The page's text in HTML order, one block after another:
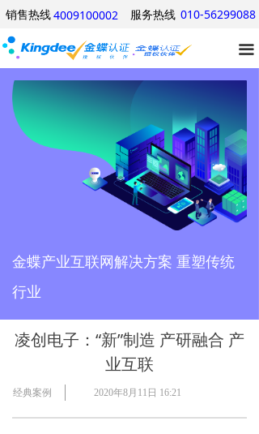
销售热线4009100002 010-56299088
服务热线
끀
网站首页
产品中心
行业方案
经典案例
凌创电子：“新”制造 产研融合 产
业互联
2020年8月11日 16:21
经典案例
金蝶产业互联网解决方案 重塑传统
行业